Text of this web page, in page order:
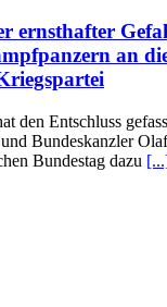
ernsthafter
an
den Entschluss
Bundeskanzler
Bundestag dazu